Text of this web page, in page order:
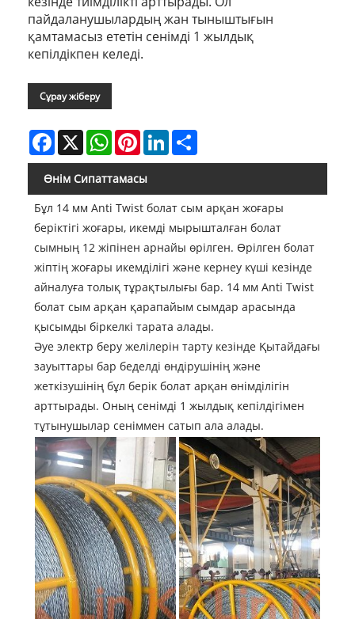
пайдаланушылардың жан тыныштығын
қамтамасыз ететін сенімді 1 жылдық
кепілдікпен келеді.
Сұрау жіберу
Facebook
X WhatsAppPinterestLinkedIn
Өнім Сипаттамасы
Бұл 14 мм Anti Twist болат сым арқан жоғары
беріктігі жоғары, икемді мырышталған болат
сымның 12 жіпінен арнайы өрілген. Өрілген болат
жіптің жоғары икемділігі және кернеу күші кезінде
айналуға толық тұрақтылығы бар. 14 мм Anti Twist
болат сым арқан қарапайым сымдар арасында
қысымды біркелкі тарата алады.
Әуе электр беру желілерін тарту кезінде Қытайдағы
зауыттары бар беделді өндірушінің және
жеткізушінің бұл берік болат арқан өнімділігін
арттырады. Оның сенімді 1 жылдық кепілдігімен
тұтынушылар сеніммен сатып ала алады.